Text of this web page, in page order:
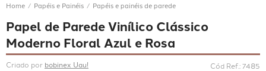
Papéis e Painéis Papéis e painéis de parede
Papel de Parede Vinílico Clássico
Moderno Floral Azul e Rosa
Criado por bobinex Uau! Cód Ref.:7485